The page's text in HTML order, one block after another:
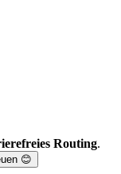
Routing.
😊